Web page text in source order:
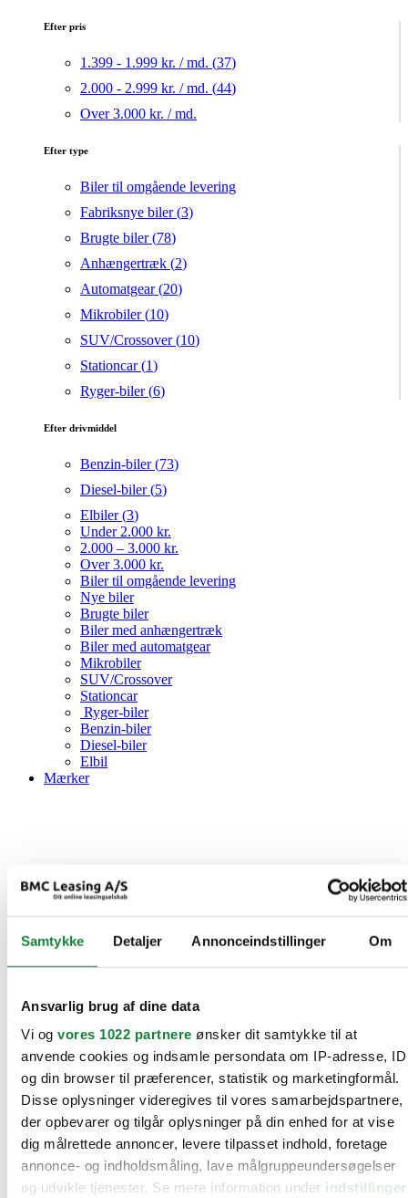
Samtykke Detaljer Annonceindstillinger Om
Ansvarlig brug af dine data
Vi og vores 1022 partnere ønsker dit samtykke til at
anvende cookies og indsamle persondata om IP-adresse, ID
og din browser til præferencer, statistik og marketingformål.
Disse oplysninger videregives til vores samarbejdspartnere,
der opbevarer og tilgår oplysninger på din enhed for at vise
dig målrettede annoncer, levere tilpasset indhold, foretage
annonce- og indholdsmåling, lave målgruppeundersøgelser
og udvikle tjenester. Se mere information under indstillinger
Efter pris
1.399 - 1.999 kr. / md. (37)
2.000 - 2.999 kr. / md. (44)
Over 3.000 kr. / md.
Efter type
Biler til omgående levering
Fabriksnye biler (3)
Brugte biler (78)
Anhængertræk (2)
Automatgear (20)
Mikrobiler (10)
SUV/Crossover (10)
Stationcar (1)
Ryger-biler (6)
Efter drivmiddel
Benzin-biler (73)
Diesel-biler (5)
Elbiler (3)
Under 2.000 kr.
2.000 – 3.000 kr.
Over 3.000 kr.
Biler til omgående levering
Nye biler
Brugte biler
Biler med anhængertræk
Biler med automatgear
Mikrobiler
SUV/Crossover
Stationcar
Ryger-biler
Benzin-biler
Diesel-biler
Elbil
Mærker